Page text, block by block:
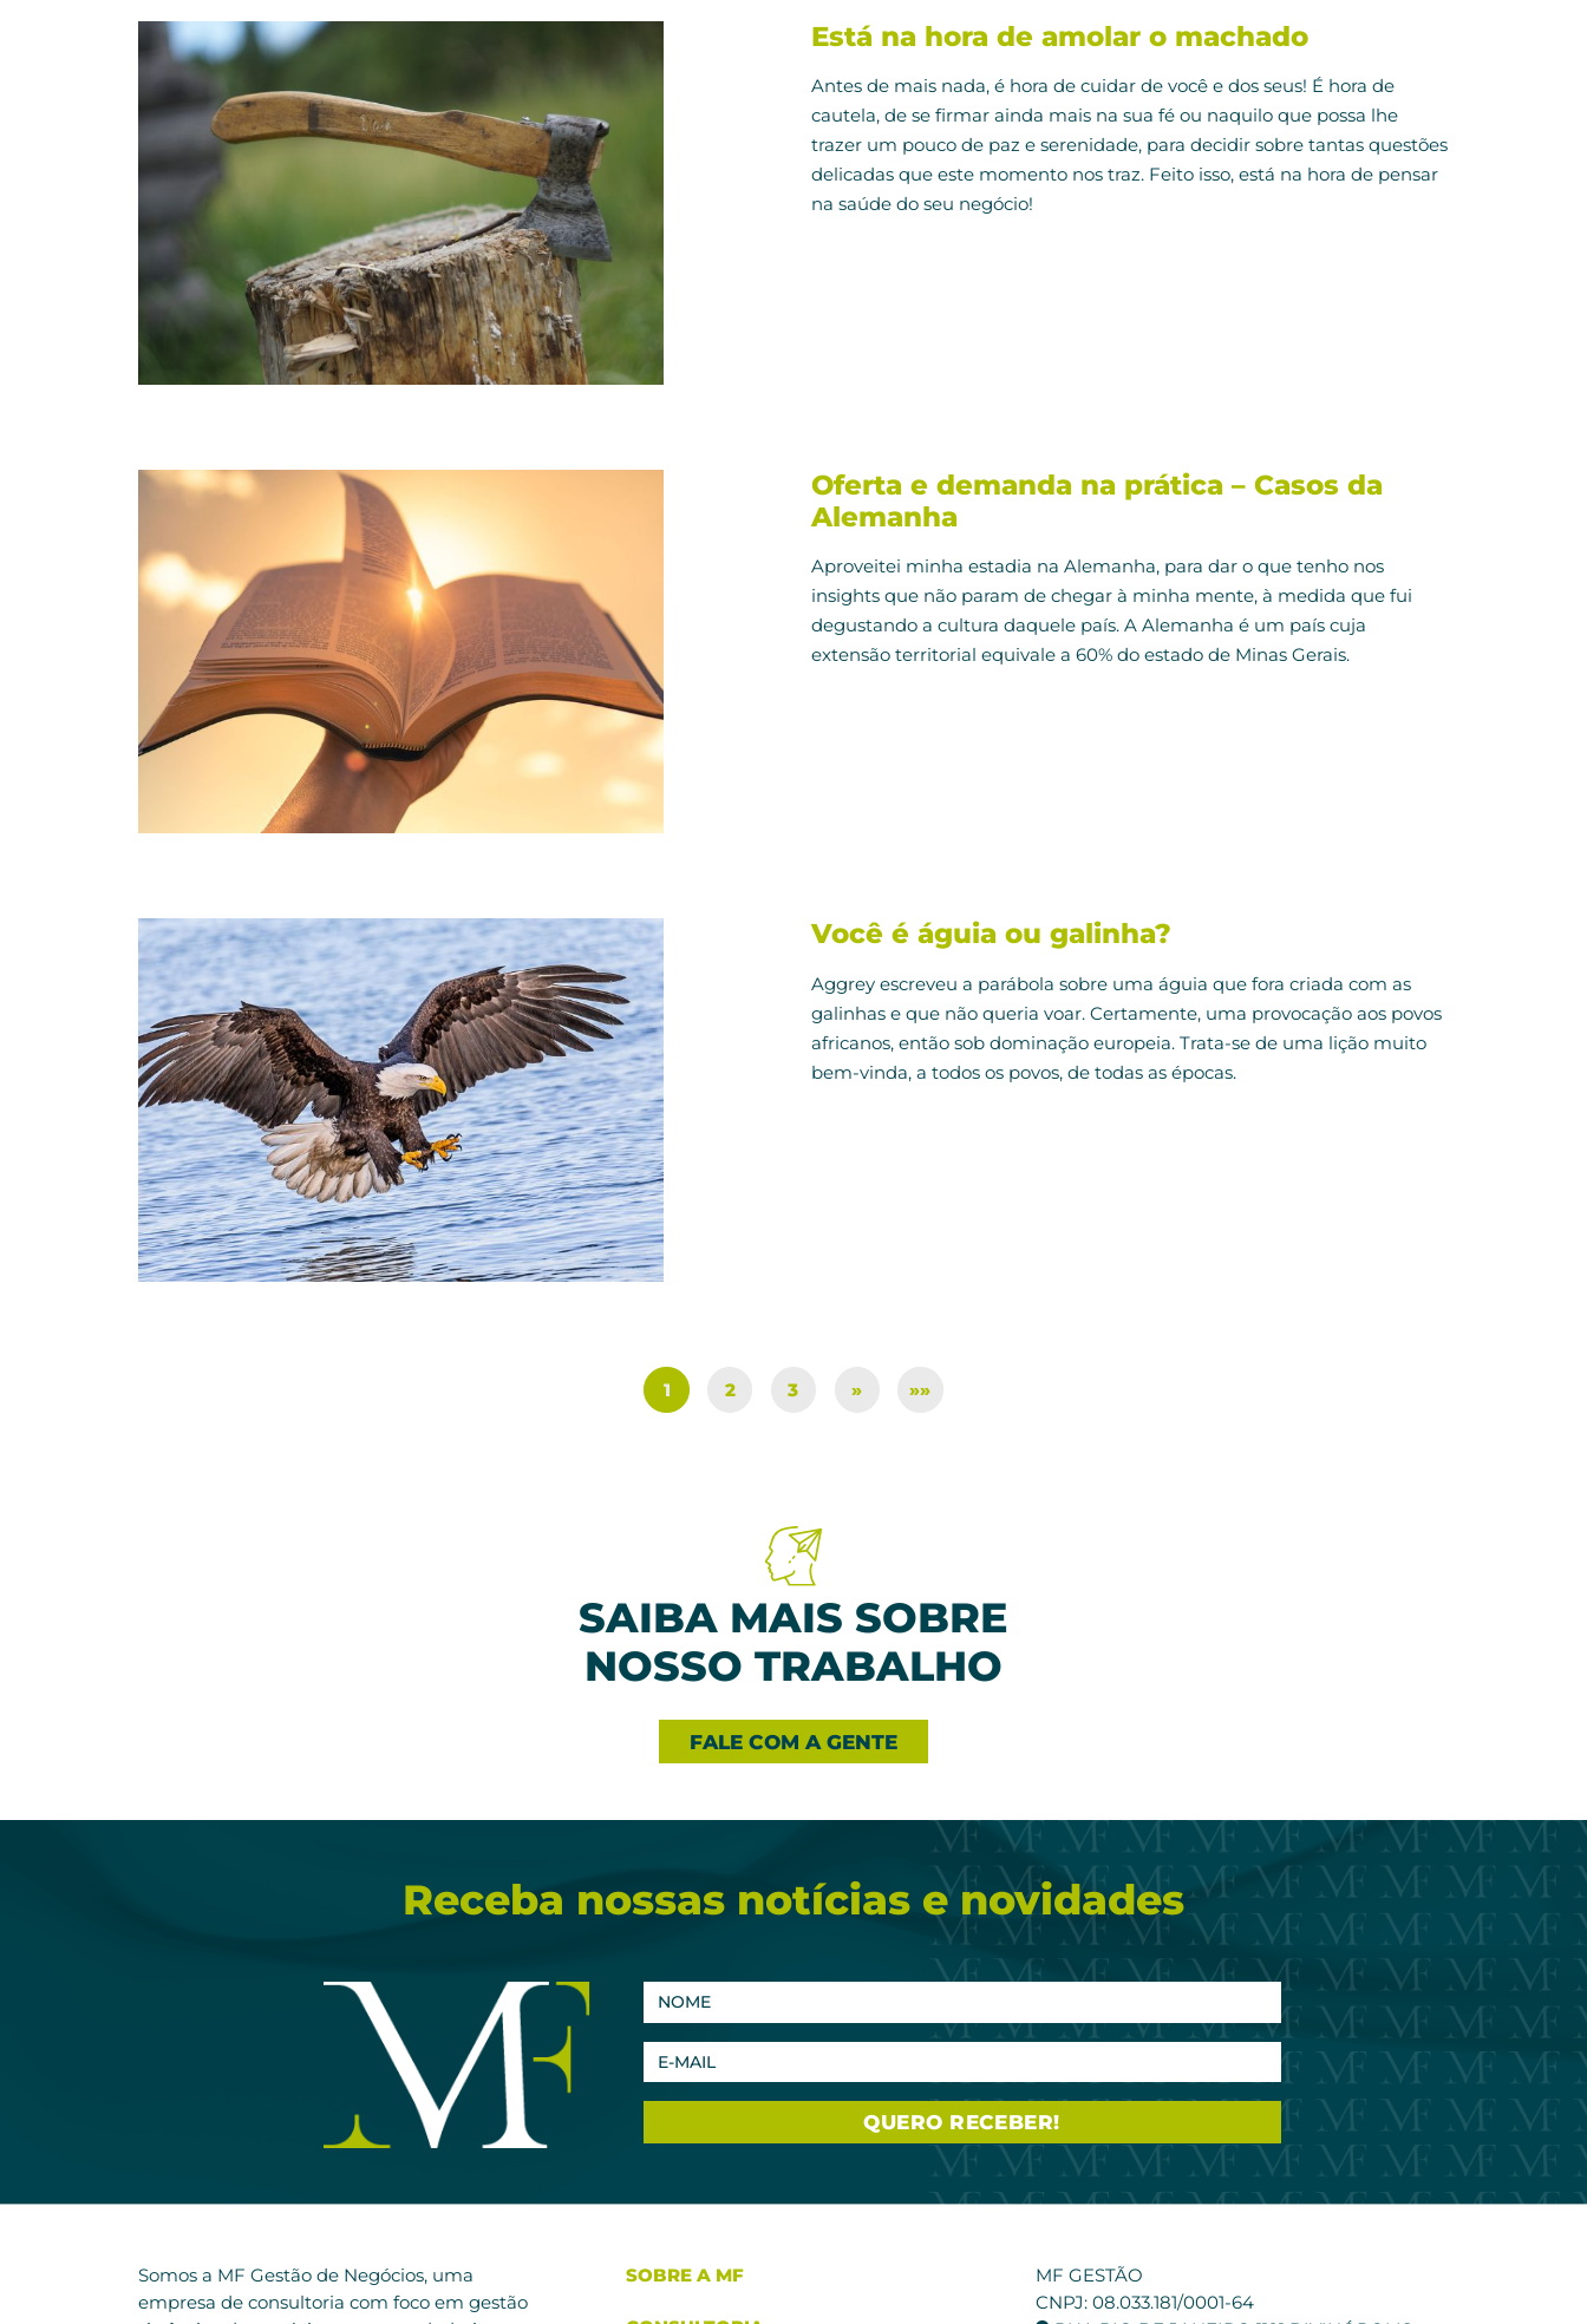
Está na hora de amolar o machado
Antes de mais nada, é hora de cuidar de você e dos seus! É hora de
cautela, de se firmar ainda mais na sua fé ou naquilo que possa lhe
trazer um pouco de paz e serenidade, para decidir sobre tantas questões
delicadas que este momento nos traz. Feito isso, está na hora de pensar
na saúde do seu negócio!
Oferta e demanda na prática – Casos da
Alemanha
Aproveitei minha estadia na Alemanha, para dar o que tenho nos
insights que não param de chegar à minha mente, à medida que fui
degustando a cultura daquele país. A Alemanha é um país cuja
extensão territorial equivale a 60% do estado de Minas Gerais.
Você é águia ou galinha?
Aggrey escreveu a parábola sobre uma águia que fora criada com as
galinhas e que não queria voar. Certamente, uma provocação aos povos
africanos, então sob dominação europeia. Trata-se de uma lição muito
bem-vinda, a todos os povos, de todas as épocas.
1 2 3 » »»
SAIBA MAIS SOBRE
NOSSO TRABALHO
FALE COM A GENTE
Receba nossas notícias e novidades
Somos a MF Gestão de Negócios, uma
empresa de consultoria com foco em gestão
SOBRE A MF
MF GESTÃO
CNPJ: 08.033.181/0001-64